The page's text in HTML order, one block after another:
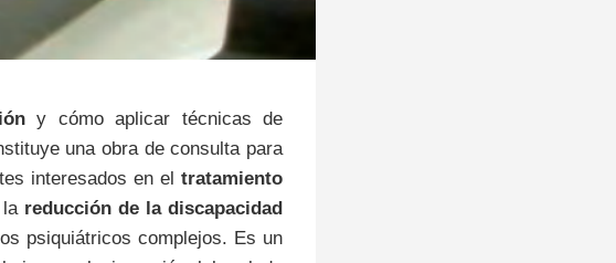
y cómo aplicar técnicas de
una obra de consulta para
interesados en el tratamiento
reducción de la discapacidad
psiquiátricos complejos. Es un